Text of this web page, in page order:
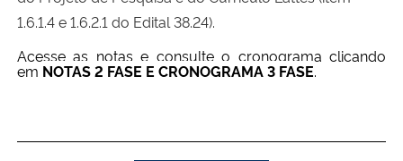
1.6.1.4 e 1.6.2.1 do Edital 38.24).
Acesse as notas e consulte o cronograma clicando
em NOTAS 2 FASE E CRONOGRAMA 3 FASE.